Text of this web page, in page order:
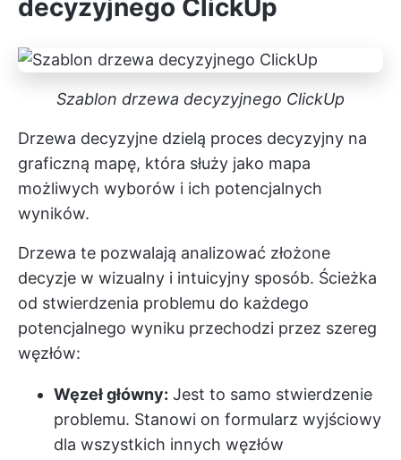
decyzyjnego ClickUp
Szablon drzewa decyzyjnego ClickUp
Drzewa decyzyjne dzielą proces decyzyjny na
graficzną mapę, która służy jako mapa
możliwych wyborów i ich potencjalnych
wyników.
Drzewa te pozwalają analizować złożone
decyzje w wizualny i intuicyjny sposób. Ścieżka
od stwierdzenia problemu do każdego
potencjalnego wyniku przechodzi przez szereg
węzłów:
Węzeł główny: Jest to samo stwierdzenie
problemu. Stanowi on formularz wyjściowy
dla wszystkich innych węzłów